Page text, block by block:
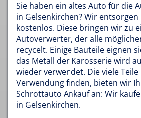
Sie haben ein altes Auto für die
in Gelsenkirchen? Wir entsorgen
kostenlos. Diese bringen wir zu
Autoverwerter, der alle
recycelt. Einige Bauteile eignen
das Metall der Karosserie wird
wieder verwendet. Die viele Teile
Verwendung finden, bieten wir
Schrottauto Ankauf an: Wir
in Gelsenkirchen.